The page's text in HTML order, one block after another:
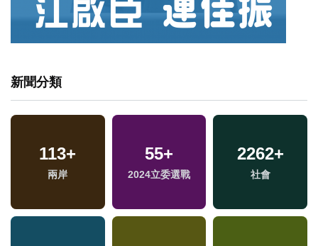
新聞分類
113+
兩岸
55+
2024立委選戰
2262+
社會